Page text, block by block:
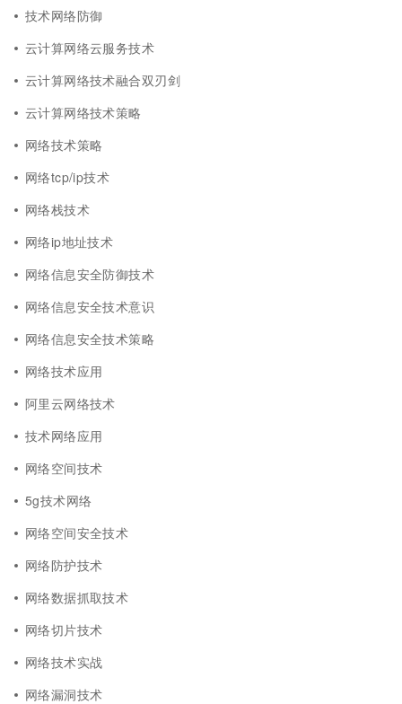
技术网络防御
云计算网络云服务技术
云计算网络技术融合双刃剑
云计算网络技术策略
网络技术策略
网络tcp/ip技术
网络栈技术
网络ip地址技术
网络信息安全防御技术
网络信息安全技术意识
网络信息安全技术策略
网络技术应用
阿里云网络技术
技术网络应用
网络空间技术
5g技术网络
网络空间安全技术
网络防护技术
网络数据抓取技术
网络切片技术
网络技术实战
网络漏洞技术